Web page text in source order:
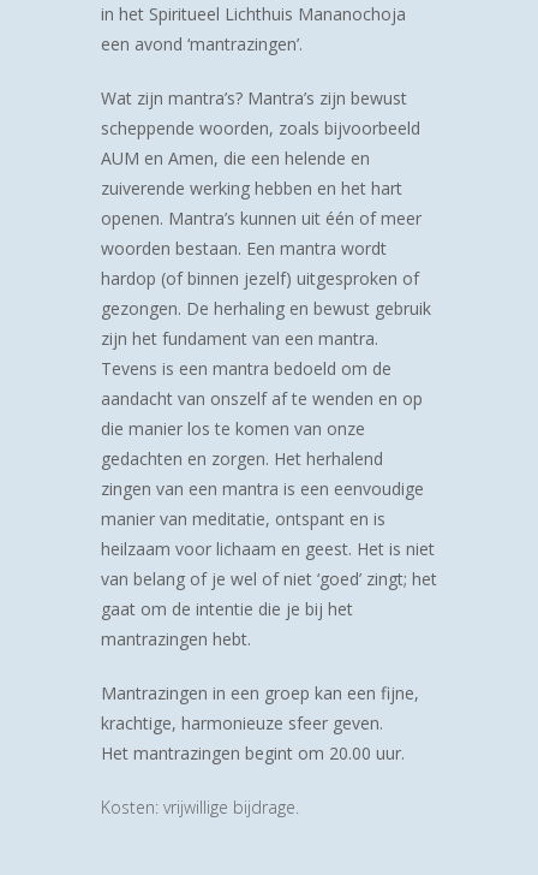
in het Spiritueel Lichthuis Mananochoja
een avond ‘mantrazingen’.
Wat zijn mantra’s? Mantra’s zijn bewust
scheppende woorden, zoals bijvoorbeeld
AUM en Amen, die een helende en
zuiverende werking hebben en het hart
openen. Mantra’s kunnen uit één of meer
woorden bestaan. Een mantra wordt
hardop (of binnen jezelf) uitgesproken of
gezongen. De herhaling en bewust gebruik
zijn het fundament van een mantra.
Tevens is een mantra bedoeld om de
aandacht van onszelf af te wenden en op
die manier los te komen van onze
gedachten en zorgen. Het herhalend
zingen van een mantra is een eenvoudige
manier van meditatie, ontspant en is
heilzaam voor lichaam en geest. Het is niet
van belang of je wel of niet ‘goed’ zingt; het
gaat om de intentie die je bij het
mantrazingen hebt.
Mantrazingen in een groep kan een fijne,
krachtige, harmonieuze sfeer geven.
Het mantrazingen begint om 20.00 uur.
Kosten: vrijwillige bijdrage.